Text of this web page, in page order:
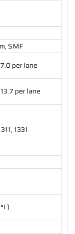
SMF
per lane
per lane
1331